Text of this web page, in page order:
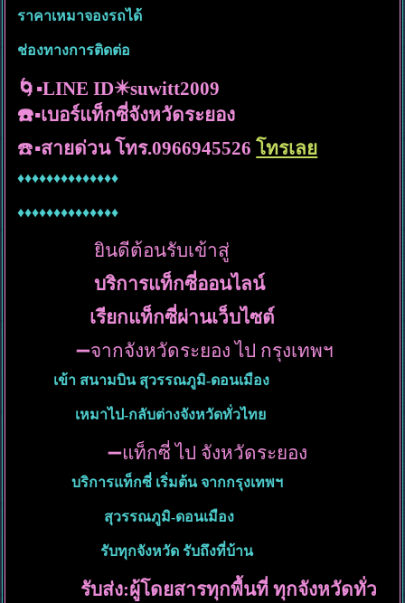
ราคาเหมาจองรถได้
ช่องทางการติดต่อ
🌀 ▪️LINE ID✴️suwitt2009
☎️▪️เบอร์แท็กซี่จังหวัดระยอง
☎️▪️สายด่วน โทร.0966945526โทรเลย
♦️♦️♦️♦️♦️♦️♦️♦️♦️♦️♦️♦️♦️♦️
♦️♦️♦️♦️♦️♦️♦️♦️♦️♦️♦️♦️♦️♦️
ยินดีต้อนรับเข้าสู่
บริการแท็กซี่ออนไลน์
เรียกแท็กซี่ผ่านเว็บไซต์
➖จากจังหวัดระยอง ไป กรุงเทพฯ
เข้า สนามบิน สุวรรณภูมิ-ดอนเมือง
เหมาไป-กลับต่างจังหวัดทั่วไทย
➖แท็กซี่ ไป จังหวัดระยอง
บริการแท็กซี่ เริ่มต้น จากกรุงเทพฯ
สุวรรณภูมิ-ดอนเมือง
รับทุกจังหวัด รับถึงที่บ้าน
รับส่ง:ผู้โดยสารทุกพื้นที่ ทุกจังหวัดทั่ว